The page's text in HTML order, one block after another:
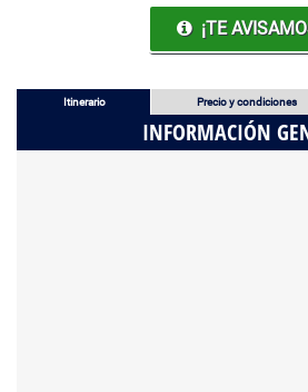
¡TE
Itinerario Precio y condiciones
INFORMACIÓN